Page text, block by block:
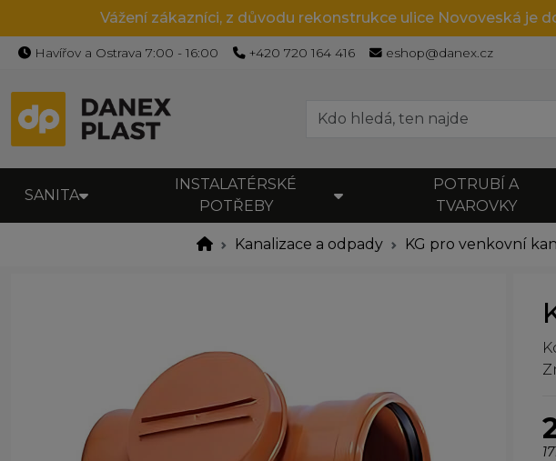
Vážení zákazníci, z důvodu rekonstrukce ulice Novoveská je
Havířov a Ostrava 7:00 - 16:00 +420 720 164 416 eshop@danex.cz
SANITA
INSTALATÉRSKÉ
POTŘEBY
POTRUBÍ A
TVAROVKY
Kanalizace a odpady KG pro venkovní